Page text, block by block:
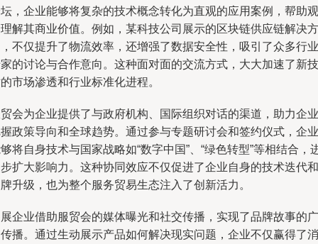
，企业能够将复杂的技术概念转化为直观的应用案例，帮助观
解其商业价值。例如，某科技公司展示的区块链供应链解决方
不仅提升了物流效率，还增强了数据安全性，吸引了众多行业
的讨论与合作意向。这种面对面的交流方式，大大加速了新技
市场渗透和行业标准化进程。
会为企业提供了与政府机构、国际组织对话的渠道，助力企业
政策导向和全球趋势。通过参与专题研讨会和签约仪式，企业
将自身技术与国家战略如“数字中国”、“绿色转型”等相结合，
扩大影响力。这种协同效应不仅促进了企业自身的技术迭代和
升级，也为整个服务贸易生态注入了创新活力。
企业借助服贸会的媒体曝光和社交传播，实现了品牌故事的广
播。通过生动展示产品如何解决现实问题，企业不仅赢得了消